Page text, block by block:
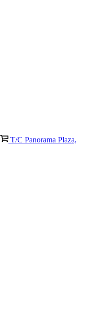
T/C Panorama Plaza,